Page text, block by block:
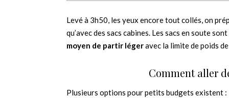
Levé à 3h50, les yeux encore tout collés, on
qu’avec des sacs cabines. Les sacs en soute
moyen de partir légeravec la limite de poids
Comment aller
Plusieurs options pour petits budgets existent :